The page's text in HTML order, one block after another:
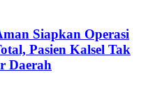
Siapkan Operasi
Pasien Kalsel Tak
Daerah